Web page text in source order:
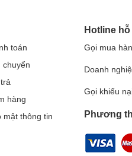
toán
chuyển
hàng
mật thông tin
Hotline
Gọi mua
Doanh
Gọi khiếu
Phương